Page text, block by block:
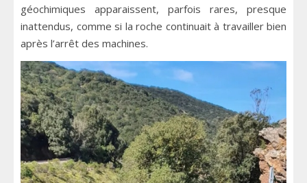
géochimiques apparaissent, parfois rares, presque
inattendus, comme si la roche continuait à travailler bien
après l’arrêt des machines.